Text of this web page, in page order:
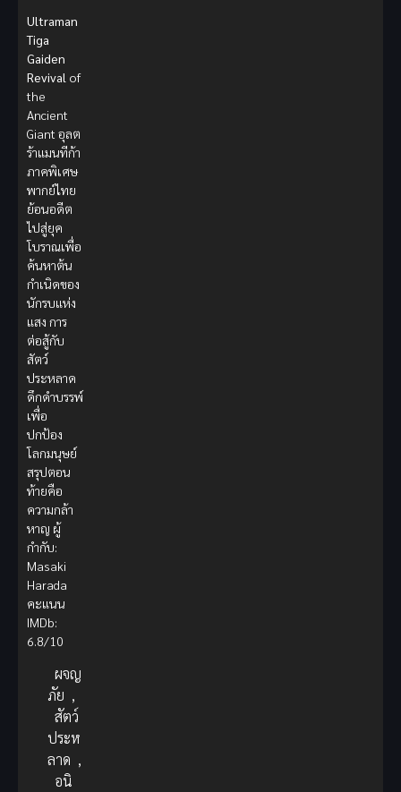
Ultraman
Tiga
Gaiden
Revival of
the
Ancient
Giant อุลต
ร้าแมนทีก้า
ภาคพิเศษ
พากย์ไทย
ย้อนอดีต
ไปสู่ยุค
โบราณเพื่อ
ค้นหาต้น
กำเนิดของ
นักรบแห่ง
แสง การ
ต่อสู้กับ
สัตว์
ประหลาด
ดึกดำบรรพ์
เพื่อ
ปกป้อง
โลกมนุษย์
สรุปตอน
ท้ายคือ
ความกล้า
หาญ ผู้
กำกับ:
Masaki
Harada
คะแนน
IMDb:
6.8/10
ผจญ
ภัย ,
สัตว์
ประห
ลาด ,
อนิ